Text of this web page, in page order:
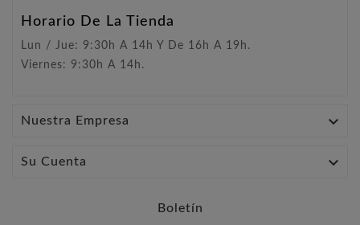
Horario De La Tienda
Lun / Jue: 9:30h A 14h Y De 16h A 19h.
Viernes: 9:30h A 14h.
Nuestra Empresa 
Su Cuenta 
Boletín